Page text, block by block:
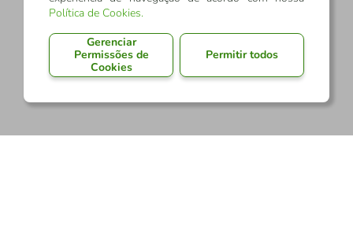
Política de Cookies.
Gerenciar
Permissões de
Cookies
Permitir todos